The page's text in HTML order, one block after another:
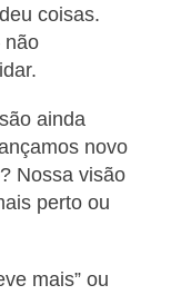
coisas.
não
ainda
novo
Nossa visão
perto ou
mais” ou